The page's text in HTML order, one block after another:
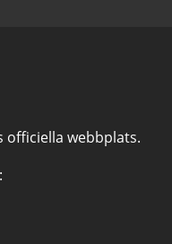
officiella webbplats.